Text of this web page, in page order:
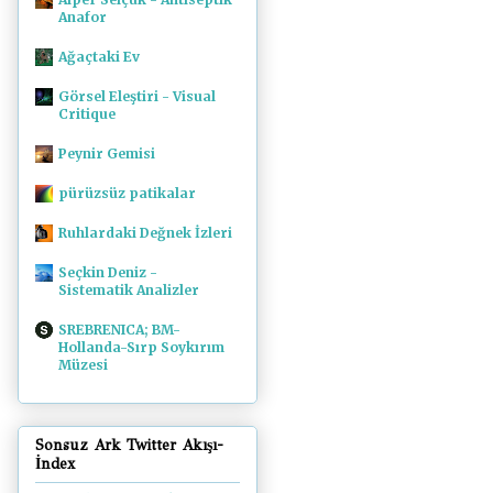
Anafor
Ağaçtaki Ev
Görsel Eleştiri - Visual
Critique
Peynir Gemisi
pürüzsüz patikalar
Ruhlardaki Değnek İzleri
Seçkin Deniz -
Sistematik Analizler
SREBRENICA; BM-
Hollanda-Sırp Soykırım
Müzesi
Sonsuz Ark Twitter Akışı-
İndex